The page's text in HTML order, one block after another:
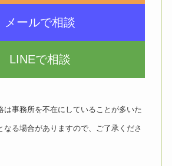
メールで相談
LINEで相談
事務所を不在にしていることが多いた
なる場合がありますので、ご了承くださ